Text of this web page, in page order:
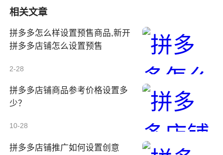
相关文章
拼多多怎么样设置预售商品,新开
拼多多店铺怎么设置预售
2-28
拼多多店铺商品参考价格设置多
少？
10-28
拼多多店铺推广如何设置创意